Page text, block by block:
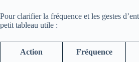
Pour clarifier la fréquence et les gestes
petit tableau utile :
Action Fréquence